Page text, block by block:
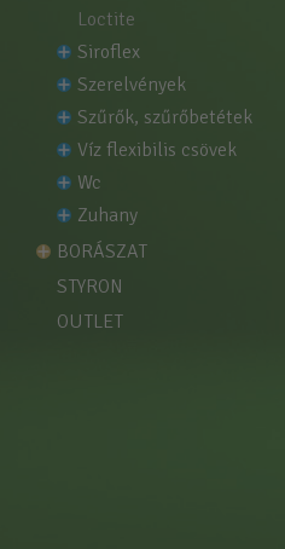
loctite
siroflex
szerelvények
szűrők, szűrőbetétek
víz flexibilis csövek
wc
zuhany
BORÁSZAT
STYRON
OUTLET